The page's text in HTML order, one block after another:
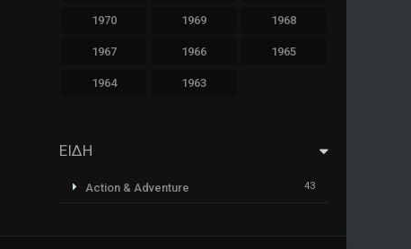
1970 1969 1968
1967 1966 1965
1964 1963
ΕΙΔΗ
Action & Adventure 43